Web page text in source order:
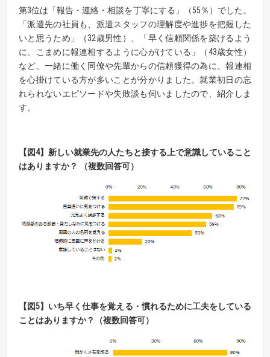
第3位は「報告・連絡・相談を丁寧にする」（55％）でした。
「派遣先の社員も、派遣スタッフの理解度や進捗を把握した
いと思うため」（32歳男性）、「早く信頼関係を築けるよう
に、こまめに報連相するように心がけている」（43歳女性）
など、一緒に働く同僚や先輩からの信頼獲得の為に、報連相
を心掛けている方が多いことが分かりました。就業初日の忘
れられないエピソードや失敗談も伺いましたので、紹介しま
す。
【 図4】 新しい就業先の人たちと接する上で意識していること
はありますか？
（複数回答可）
【 図5】 いち早く仕事を覚える・慣れるために工夫をしている
ことはありますか？
（複数回答可）